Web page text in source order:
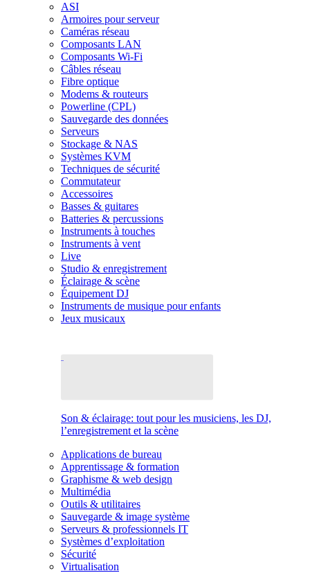
ASI
Armoires pour serveur
Caméras réseau
Composants LAN
Composants Wi-Fi
Câbles réseau
Fibre optique
Modems & routeurs
Powerline (CPL)
Sauvegarde des données
Serveurs
Stockage & NAS
Systèmes KVM
Techniques de sécurité
Commutateur
Accessoires
Basses & guitares
Batteries & percussions
Instruments à touches
Instruments à vent
Live
Studio & enregistrement
Éclairage & scène
Équipement DJ
Instruments de musique pour enfants
Jeux musicaux
Son & éclairage: tout pour les musiciens, les DJ,
l’enregistrement et la scène
Applications de bureau
Apprentissage & formation
Graphisme & web design
Multimédia
Outils & utilitaires
Sauvegarde & image système
Serveurs & professionnels IT
Systèmes d’exploitation
Sécurité
Virtualisation